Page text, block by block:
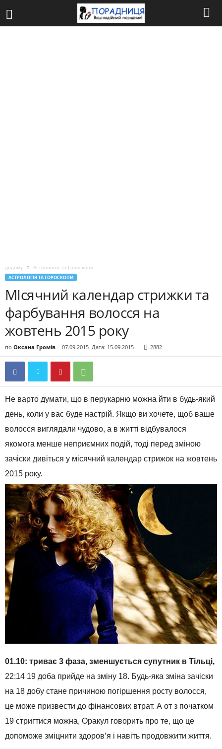
додому Астрологія та Гороскопи
АСТРОЛОГІЯ ТА ГОРОСКОПИ
МІсячний календар стрижки та
фарбування волосся на
жовтень 2015 року
по Оксана Громів - 07.09.2015 Дата: 15.09.2015 2882
Не варто думати, що в перукарню можна йти в будь-який
день, коли у вас буде настрій. Якщо ви хочете, щоб ваше
волосся виглядали чудово, а в житті відбувалося
якомога менше неприємних подій, тоді перед зміною
зачіски дивіться у місячний календар стрижок на жовтень
2015 року.
01.10: триває 3 фаза, зменшується супутник в Тільці,
22:14 19 доба прийде на зміну 18. Будь-яка зміна зачіски
на 18 добу стане причиною погіршення росту волосся,
це може призвести до фінансових втрат. А от з початком
19 стригтися можна, Оракул говорить про те, що це
допоможе зміцнити здоров’я і навіть продовжити життя.